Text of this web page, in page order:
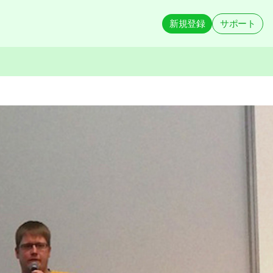
新規登録 サポート